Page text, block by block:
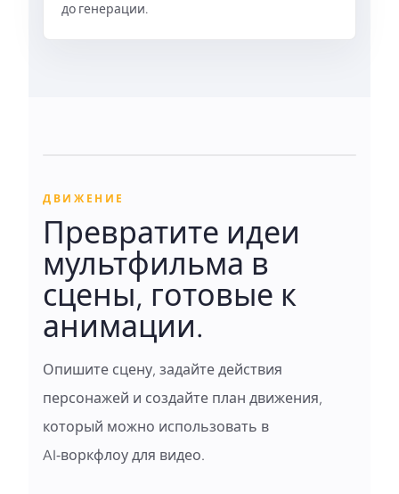
до генерации.
ДВИЖЕНИЕ
Превратите идеи
мультфильма в
сцены, готовые к
анимации.
Опишите сцену, задайте действия
персонажей и создайте план движения,
который можно использовать в
AI‑воркфлоу для видео.